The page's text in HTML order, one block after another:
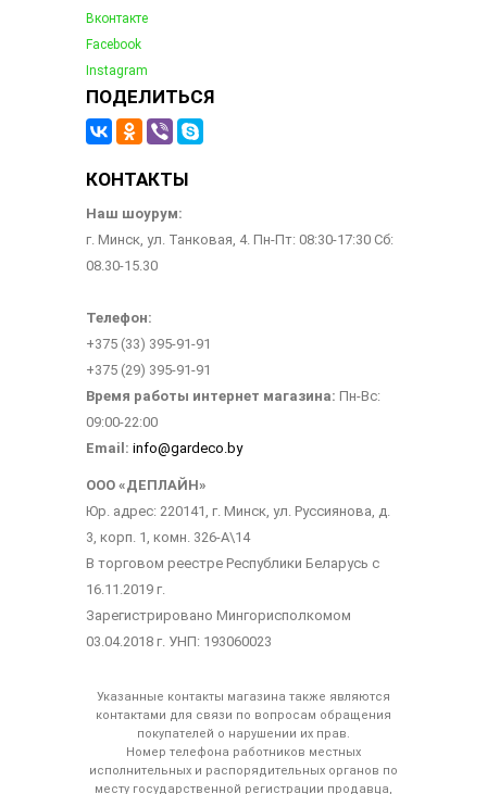
Вконтакте
Facebook
Instagram
ПОДЕЛИТЬСЯ
КОНТАКТЫ
Наш шоурум:
г. Минск, ул. Танковая, 4. Пн-Пт: 08:30-17:30 Сб:
08.30-15.30
Телефон:
+375 (33) 395-91-91
+375 (29) 395-91-91
Время работы интернет магазина: Пн-Вс:
09:00-22:00
Email: info@gardeco.by
ООО «ДЕПЛАЙН»
Юр. адрес: 220141, г. Минск, ул. Руссиянова, д.
3, корп. 1, комн. 326-А\14
В торговом реестре Республики Беларусь с
16.11.2019 г.
Зарегистрировано Мингорисполкомом
03.04.2018 г. УНП: 193060023
Указанные контакты магазина также являются
контактами для связи по вопросам обращения
покупателей о нарушении их прав.
Номер телефона работников местных
исполнительных и распорядительных органов по
месту государственной регистрации продавца,